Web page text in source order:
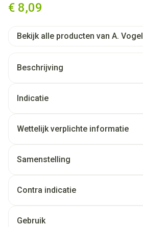
€ 8,09
Bekijk alle producten van A. Vogel
Beschrijving
Indicatie
Wettelijk verplichte informatie
Samenstelling
Contra indicatie
Gebruik